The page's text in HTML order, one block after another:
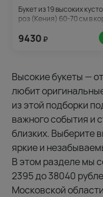
Букет из 19 высоких
роз (Кения) 60-70 см в
9430 ₽
Высокие букеты —
любит
из этой подборки
важного события и
близких. Выберите
яркие и
В этом разделе мы
2395 до 38040
Московской